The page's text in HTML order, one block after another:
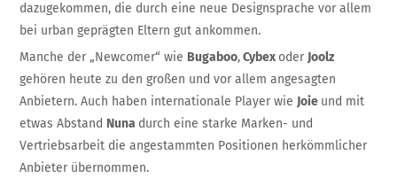
dazugekommen, die durch eine neue Designsprache vor allem
bei urban geprägten Eltern gut ankommen.
Manche der „Newcomer“ wie Bugaboo,CybexoderJoolz
gehören heute zu den großen und vor allem angesagten
Anbietern. Auch haben internationale Player wieJoie und mit
etwas Abstand Nuna durch eine starke Marken- und
Vertriebsarbeit die angestammten Positionen herkömmlicher
Anbieter übernommen.